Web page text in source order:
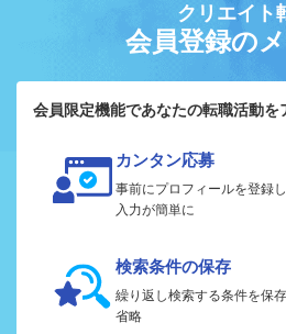
クリエイト
会員登録の
会員限定機能であなたの転職活動を
カンタン応募
事前にプロフィールを登録
入力が簡単に
検索条件の保存
繰り返し検索する条件を保
省略